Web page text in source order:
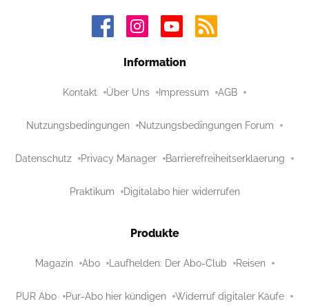
Information
Kontakt Über Uns Impressum AGB
Nutzungsbedingungen Nutzungsbedingungen Forum
Datenschutz Privacy Manager Barrierefreiheitserklaerung
Praktikum Digitalabo hier widerrufen
Produkte
Magazin Abo Laufhelden: Der Abo-Club Reisen
PUR Abo Pur-Abo hier kündigen Widerruf digitaler Käufe